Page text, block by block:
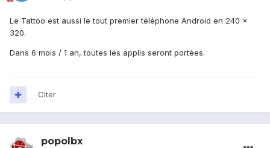
Le Tattoo est aussi le tout premier téléphone Android en 240 x
320.
Dans 6 mois / 1 an, toutes les applis seront portées.
Citer
popolbx